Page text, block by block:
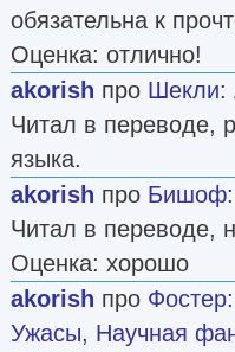
обязательна к
Оценка: отлично!
akorish про Шекли:
Читал в переводе,
языка.
akorish про Бишоф:
Читал в переводе,
Оценка: хорошо
akorish про Фостер:
Ужасы, Научная